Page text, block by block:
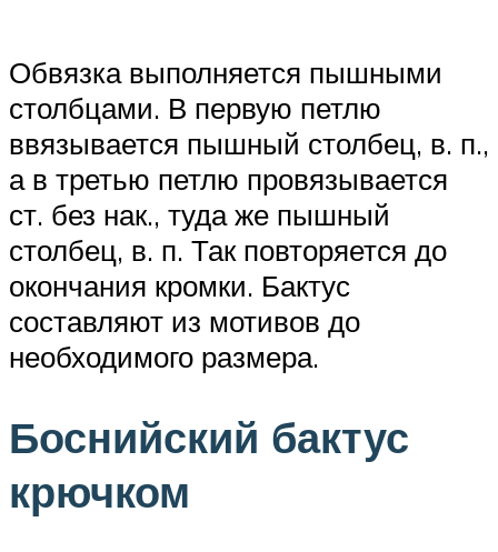
Обвязка выполняется пышными
столбцами. В первую петлю
ввязывается пышный столбец, в. п.,
а в третью петлю провязывается
ст. без нак., туда же пышный
столбец, в. п. Так повторяется до
окончания кромки. Бактус
составляют из мотивов до
необходимого размера.
Боснийский бактус
крючком